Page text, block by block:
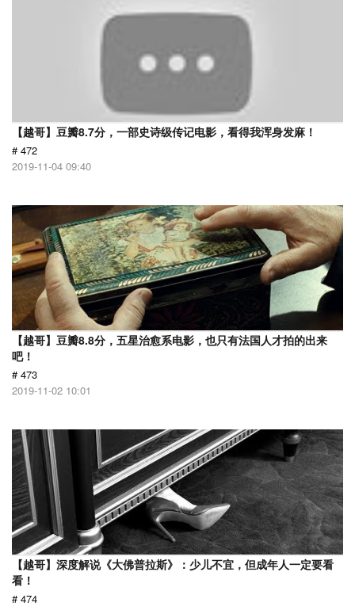
【越哥】豆瓣8.7分，一部史诗级传记电影，看得我浑身发麻！
# 472
2019-11-04 09:40
【越哥】豆瓣8.8分，五星治愈系电影，也只有法国人才拍的出来
吧！
# 473
2019-11-02 10:01
【越哥】深度解说《大佛普拉斯》：少儿不宜，但成年人一定要看
看！
# 474